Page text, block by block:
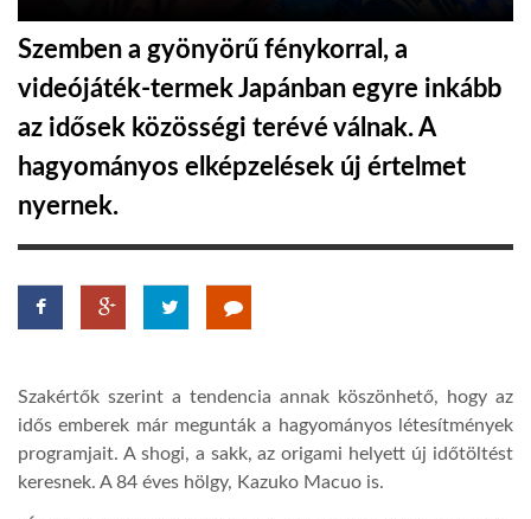
LINKTR.EE
GLOBOZSARU
DOBRAVERO.HU
LATIMO.HU
Szemben a gyönyörű fénykorral, a
videójáték-termek Japánban egyre inkább
az idősek közösségi terévé válnak. A
hagyományos elképzelések új értelmet
nyernek.
Szakértők szerint a tendencia annak köszönhető, hogy az
idős emberek már megunták a hagyományos létesítmények
programjait. A shogi, a sakk, az origami helyett új időtöltést
keresnek. A 84 éves hölgy, Kazuko Macuo is.